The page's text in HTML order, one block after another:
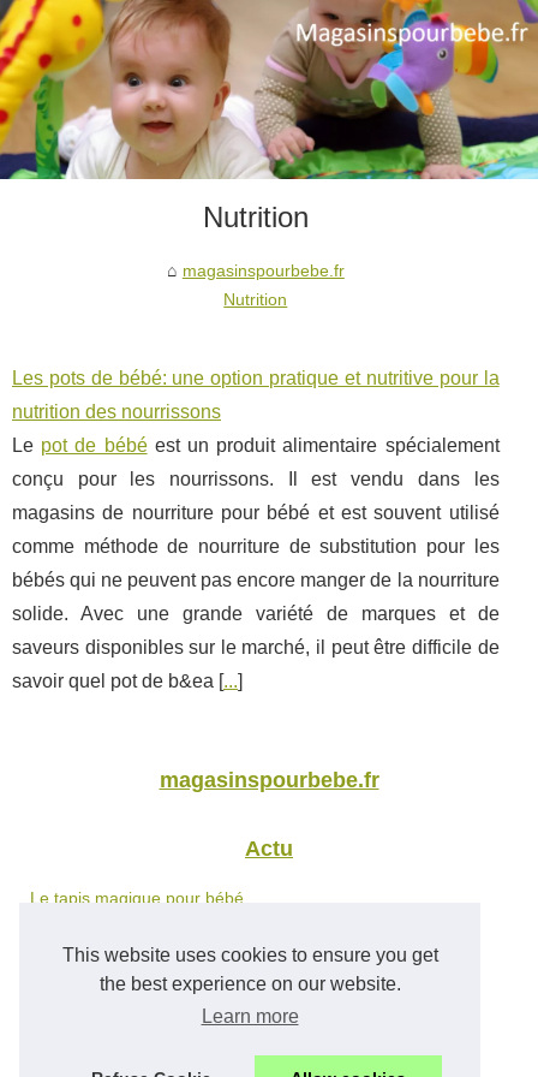
This website uses cookies to ensure you get
the best experience on our website.
Learn more
Nutrition
magasinspourbebe.fr
Nutrition
Les pots de bébé: une option pratique et nutritive pour la
nutrition des nourrissons
Le pot de bébéest un produit alimentaire spécialement
conçu pour les nourrissons. Il est vendu dans les
magasins de nourriture pour bébé et est souvent utilisé
comme méthode de nourriture de substitution pour les
bébés qui ne peuvent pas encore manger de la nourriture
solide. Avec une grande variété de marques et de
saveurs disponibles sur le marché, il peut être difficile de
savoir quel pot de b&ea [...]
magasinspourbebe.fr
Actu
Le tapis magique pour bébé...
Le lait infantile: le...
Nutrition